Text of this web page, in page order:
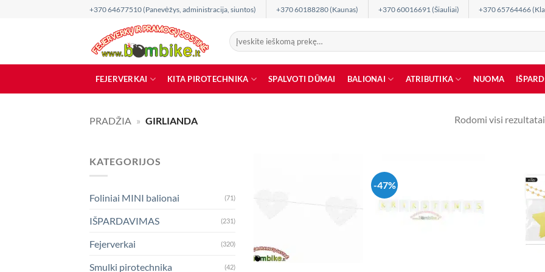
+370 64677510 (Panevėžys, administracija, siuntos) +370 60188280 (Kaunas) +370 60016691 (Šiauliai) +370 65764466
Ieškoti:
FEJERVERKAI KITA PIROTECHNIKA SPALVOTI DŪMAI BALIONAI ATRIBUTIKA NUOMA
PRADŽIA » GIRLIANDA Rodomi visi
KATEGORIJOS
Foliniai MINI balionai (71)
IŠPARDAVIMAS (231)
Fejerverkai (320)
Smulki pirotechnika (42)
-47%